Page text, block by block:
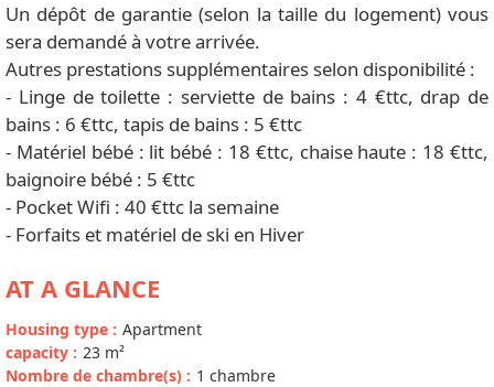
Un dépôt de garantie (selon la taille du logement) vous
sera demandé à votre arrivée.
Autres prestations supplémentaires selon disponibilité :
- Linge de toilette : serviette de bains : 4 €ttc, drap de
bains : 6 €ttc, tapis de bains : 5 €ttc
- Matériel bébé : lit bébé : 18 €ttc, chaise haute : 18 €ttc,
baignoire bébé : 5 €ttc
- Pocket Wifi : 40 €ttc la semaine
- Forfaits et matériel de ski en Hiver
AT A GLANCE
Housing type : Apartment
capacity : 23 m²
Nombre de chambre(s) : 1 chambre